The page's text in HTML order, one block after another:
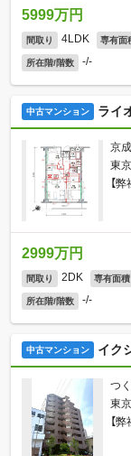
5999万円
間取り 4LDK 専有面
所在階/階数 -/-
中古マンション ライ
京
東
【
2999万円
間取り 2DK 専有面積
所在階/階数 -/-
中古マンション イク
つ
東
【